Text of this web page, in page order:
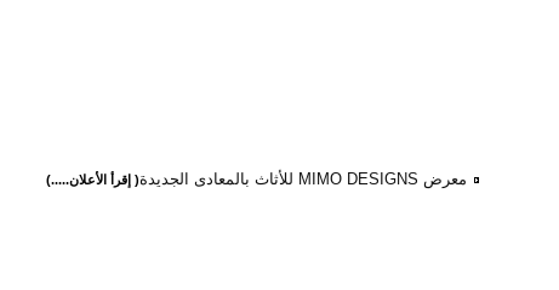
معرض MIMO DESIGNS للأثاث بالمعادى الجديدة ( إقرأ الأعلان.....)